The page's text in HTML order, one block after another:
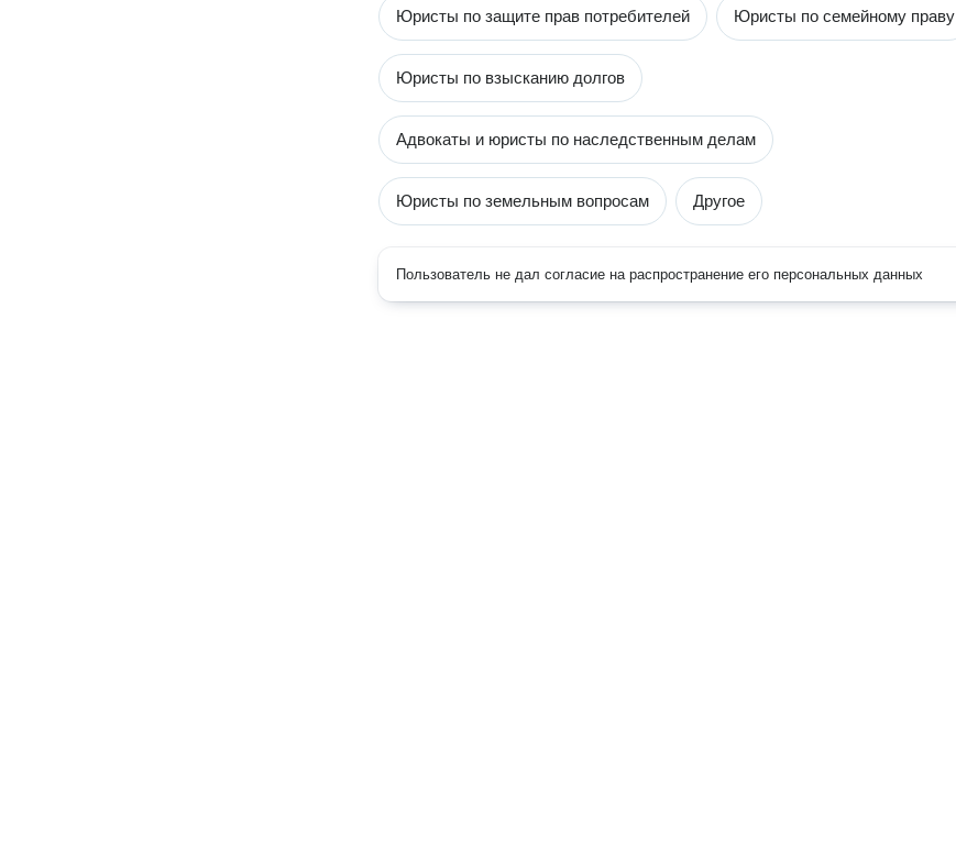
Юристы по защите прав потребителей Юристы по семейному праву
Юристы по взысканию долгов
Адвокаты и юристы по наследственным делам
Юристы по земельным вопросам Другое
Пользователь не дал согласие на распространение его персональных данных